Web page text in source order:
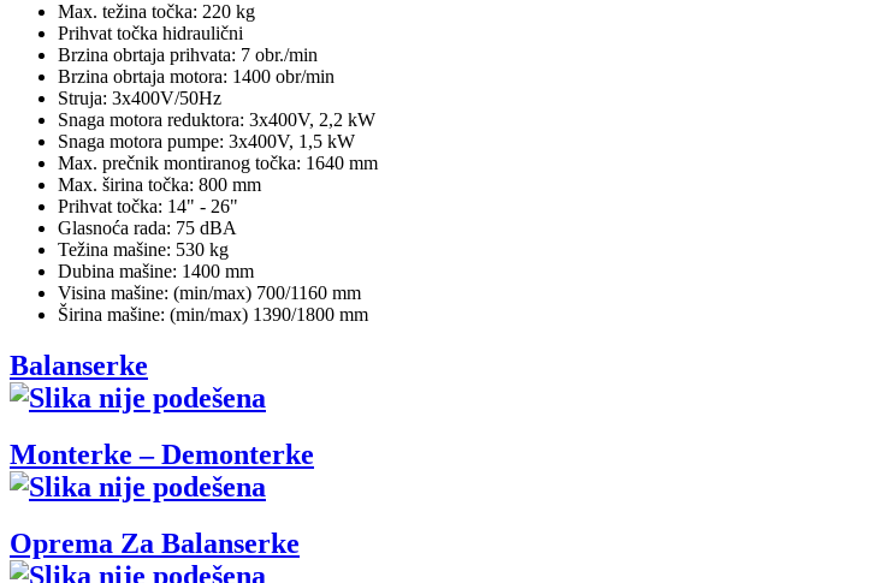
Max. težina točka: 220 kg
Prihvat točka hidraulični
Brzina obrtaja prihvata: 7 obr./min
Brzina obrtaja motora: 1400 obr/min
Struja: 3x400V/50Hz
Snaga motora reduktora: 3x400V, 2,2 kW
Snaga motora pumpe: 3x400V, 1,5 kW
Max. prečnik montiranog točka: 1640 mm
Max. širina točka: 800 mm
Prihvat točka: 14" - 26"
Glasnoća rada: 75 dBA
Težina mašine: 530 kg
Dubina mašine: 1400 mm
Visina mašine: (min/max) 700/1160 mm
Širina mašine: (min/max) 1390/1800 mm
Balanserke
Monterke – Demonterke
Oprema Za Balanserke